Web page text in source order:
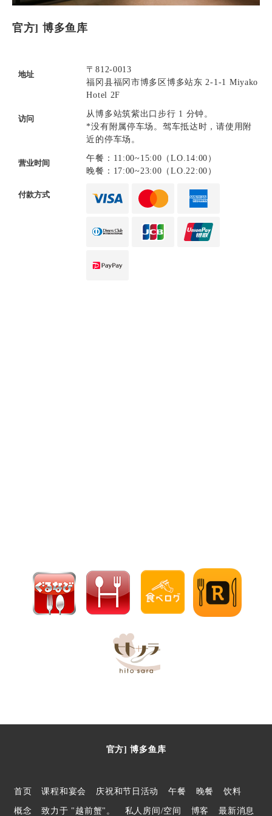
官方] 博多鱼库
地址
〒812-0013
福冈县福冈市博多区博多站东 2-1-1 Miyako
Hotel 2F
访问
从博多站筑紫出口步行 1 分钟。
*没有附属停车场。驾车抵达时，请使用附
近的停车场。
营业时间
午餐：11:00~15:00（LO.14:00）
晚餐：17:00~23:00（LO.22:00）
付款方式
官方] 博多鱼库
首页 课程和宴会 庆祝和节日活动 午餐 晚餐 饮料
概念 致力于 "越前蟹"。 私人房间/空间 博客 最新消息